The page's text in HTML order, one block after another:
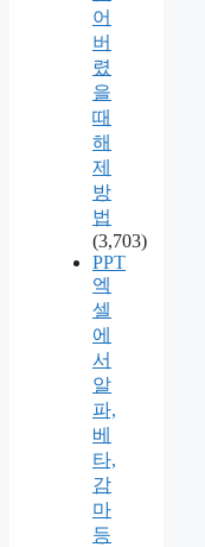
어
버
렸
을
때
해
제
방
법
(3,703)
PPT
엑
셀
에
서
알
파,
베
타,
감
마
등